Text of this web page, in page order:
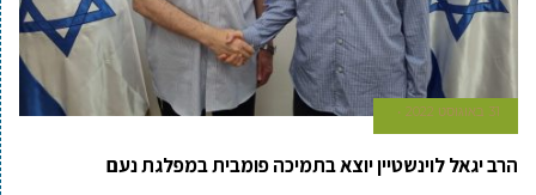
31 באוגוסט 2022
הרב יגאל לוינשטיין יוצא בתמיכה פומבית במפלגת נעם